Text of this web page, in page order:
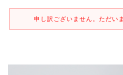
申し訳ございません。ただい